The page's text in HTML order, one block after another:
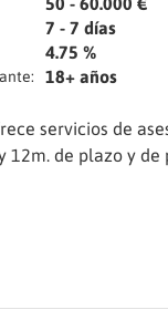
7 - 7 días
4.75 %
18+ años
servicios de
12m. de plazo y de